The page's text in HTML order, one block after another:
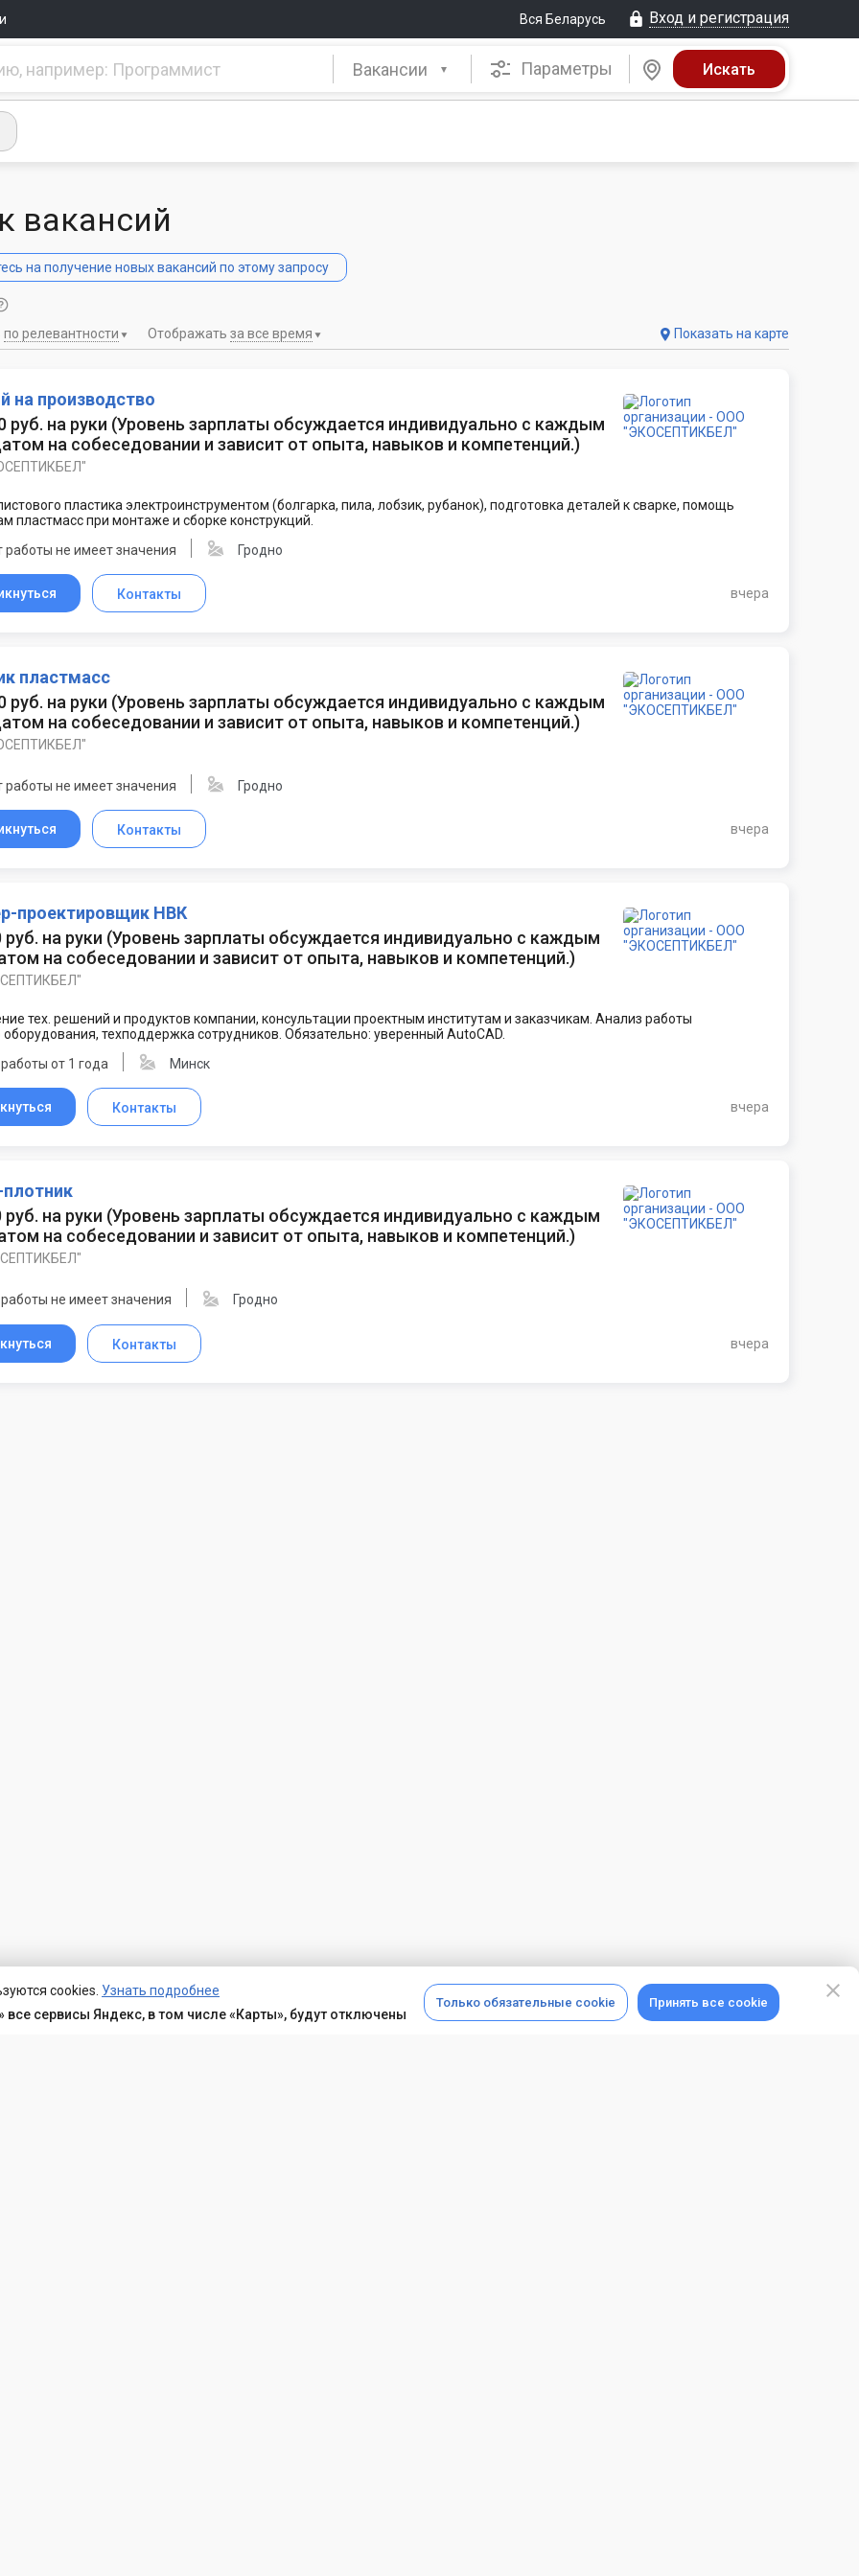
cookies. Узнать подробнее
сервисы Яндекс, в том числе «Карты», будут отключены
Только обязательные cookie Принять все cookie
Вся Беларусь Вход и регистрация
Вакансии Параметры
вакансий
на получение новых вакансий по этому запросу
Показать на карте
по релевантности Отображать за все время
на производство
руб. на руки (Уровень зарплаты обсуждается индивидуально с каждым
на собеседовании и зависит от опыта, навыков и компетенций.)
пластика электроинструментом (болгарка, пила, лобзик, рубанок), подготовка деталей к сварке, помощь
пластмасс при монтаже и сборке конструкций.
работы не имеет значения
Гродно
Контакты вчера
пластмасс
руб. на руки (Уровень зарплаты обсуждается индивидуально с каждым
на собеседовании и зависит от опыта, навыков и компетенций.)
работы не имеет значения Гродно
Контакты вчера
проектировщик НВК
руб. на руки (Уровень зарплаты обсуждается индивидуально с каждым
на собеседовании и зависит от опыта, навыков и компетенций.)
тех. решений и продуктов компании, консультации проектным институтам и заказчикам. Анализ работы
оборудования, техподдержка сотрудников. Обязательно: уверенный AutoCAD.
от 1 года
Минск
Контакты вчера
руб. на руки (Уровень зарплаты обсуждается индивидуально с каждым
на собеседовании и зависит от опыта, навыков и компетенций.)
не имеет значения Гродно
Контакты вчера